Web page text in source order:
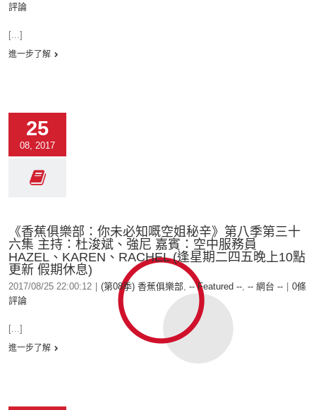
評論
[...]
進一步了解
25
08, 2017
《香蕉俱樂部：你未必知嘅空姐秘辛》第八季第三十
六集 主持：杜浚斌、強尼 嘉賓：空中服務員
HAZEL、KAREN、RACHEL (逢星期二四五晚上10點
更新 假期休息)
2017/08/25 22:00:12 (第08季) 香蕉俱樂部, -- Featured --, -- 網台 --
0條
評論
[...]
進一步了解